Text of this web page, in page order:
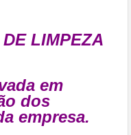
LIMPEZA
em
dos
empresa.